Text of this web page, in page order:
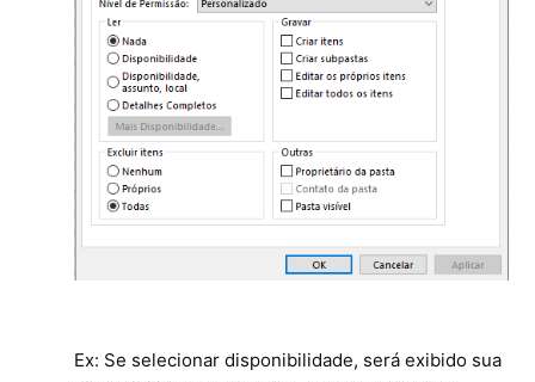
Ex: Se selecionar disponibilidade, será exibido sua